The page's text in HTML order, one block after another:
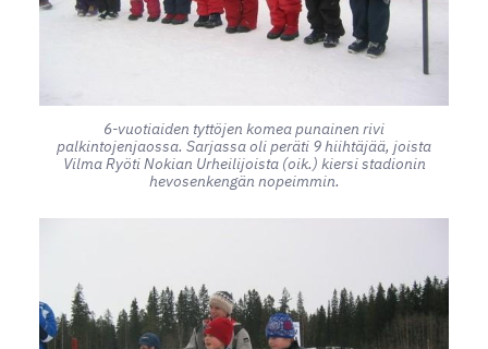
6-vuotiaiden tyttöjen komea punainen rivi
palkintojenjaossa. Sarjassa oli peräti 9 hiihtäjää, joista
Vilma Ryöti Nokian Urheilijoista (oik.) kiersi stadionin
hevosenkengän nopeimmin.